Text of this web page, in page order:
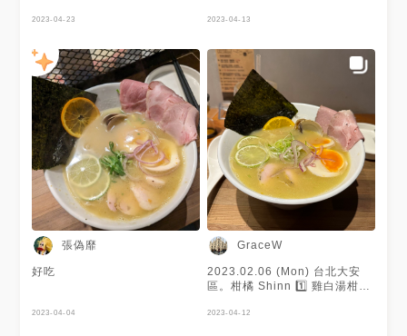
腥 配上醬油醇鹹的基底，讓魚
頭的濃稠感，但清湯系也十分舒
服暖胃 叉燒偏生不是我喜愛的
類型，肉味比較淺淡 柑橘片浸
泡一陣子會有更多香氣在湯頭裡
麵條有彈性，但較難以吸附湯
汁，只能一口麵、一口湯 🔻 🏷
#雞白湯柑橘蛤蜊$280❤️ 雞湯
的濃厚有著淡淡柑橘的香氣 在
兩者後有個蛤蜊的鮮甜感 一口
湯頭竟然有三種風味的轉變 很
特別，也清爽、甘甜好喝 相比
提供的餐前清湯，就相對清淡、
風味也簡單 🔜 以上為個人主觀
喜好非客觀評價，僅供參考 🌟
這間讓我想到日本著名的柚子湯
頭系列的拉麵 也是以清爽風
味、但相當有層次著名 加上這
間每個風味都不會過於濃烈破壞
平衡 只是叉燒不是炙燒的實在
柴 生意超好 建議營業前半小時
2023-04-23 2023-04-13
張偽靡
好吃
2023-04-04
GraceW
2023.02.06 (Mon) 台北大安
區。柑橘 Shinn 1️⃣ 雞白湯柑橘
介 NTD 200 3️⃣ 日式辣味噌餛
2023-04-12